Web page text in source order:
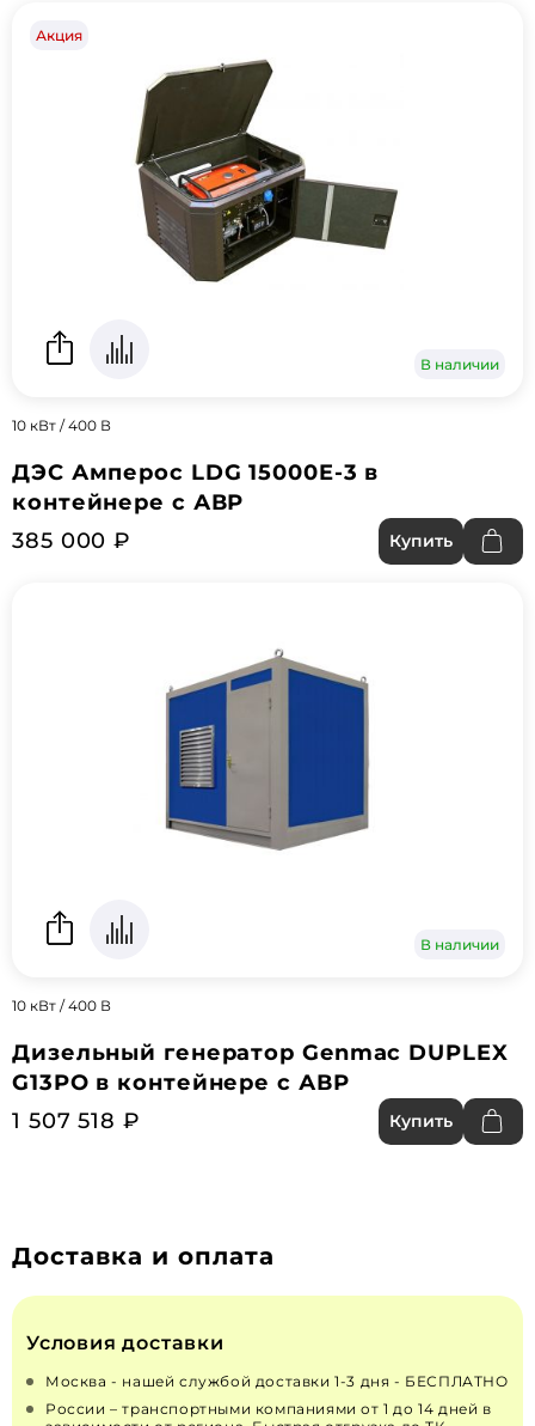
Акция
В наличии
10 кВт / 400 В
ДЭС Амперос LDG 15000E-3 в
контейнере с АВР
385 000 ₽
Купить
В наличии
10 кВт / 400 В
Дизельный генератор Genmac DUPLEX
G13PO в контейнере с АВР
1 507 518 ₽
Купить
Доставка и оплата
Условия доставки
Москва - нашей службой доставки 1-3 дня - БЕСПЛАТНО
России – транспортными компаниями от 1 до 14 дней в